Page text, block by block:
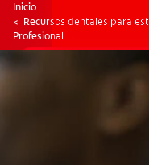
Inicio
Recursos dentales para
Profesional